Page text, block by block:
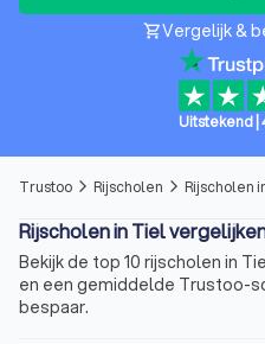
shopping_cartVergelijk &
Uitstekend|
Trustoo arrow_forward_ios Rijscholen arrow_forward_ios Rijscholen
Rijscholen in Tiel
Bekijk de top 10 rijscholen in
en een gemiddelde Trustoo-
bespaar.